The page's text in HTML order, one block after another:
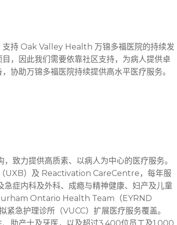
支持 Oak Valley Health 万锦多福医院的持续发
，因此我们需要依靠社区支持，为病人提供卓
协助万锦多福医院持续提供高水平医疗服务。
致力提供高质素、以病人为中心的医疗服务。
UXB）及 Reactivation CareCentre，每年服
症内科及外科、成瘾与精神健康、妇产及儿童
Ontario Health Team（EYRND
急护理诊所（VUCC）扩展医疗服务覆盖。